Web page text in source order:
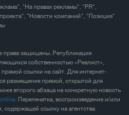
"На правах рекламы", "PR",
"Новости компаний", "Позиция"
права защищены. Републикация
собственностью «Реалист»,
ссылки на сайт. Для интернет-
размещение прямой, открытой для
второго абзаца на конкретную новость
. Перепечатка, воспроизведение и/или
ссылку на агентства